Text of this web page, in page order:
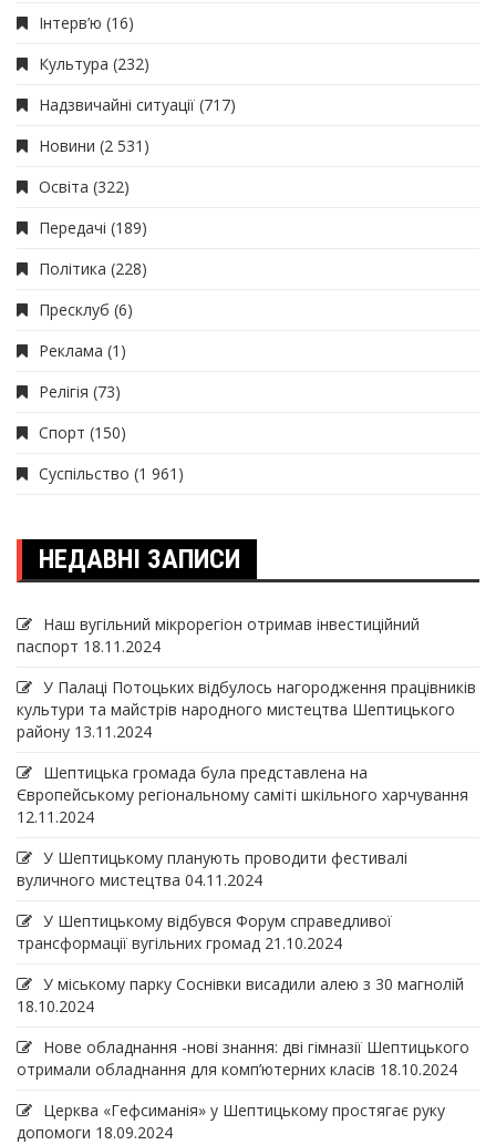
Інтерв’ю (16)
Культура (232)
Надзвичайні ситуації (717)
Новини (2 531)
Освіта (322)
Передачі (189)
Політика (228)
Пресклуб (6)
Реклама (1)
Релігія (73)
Спорт (150)
Суспільство (1 961)
НЕДАВНІ ЗАПИСИ
Наш вугільний мікрорегіон отримав інвеcтиційний
паспорт 18.11.2024
У Палаці Потоцьких відбулось нагородження працівників
культури та майстрів народного мистецтва Шептицького
району 13.11.2024
Шептицька громада була представлена на
Європейському регіональному саміті шкільного харчування
12.11.2024
У Шептицькому планують проводити фестивалі
вуличного мистецтва 04.11.2024
У Шептицькому відбувся Форум справедливої
трансформації вугільних громад 21.10.2024
У міському парку Соснівки висадили алею з 30 магнолій
18.10.2024
Нове обладнання -нові знання: дві гімназії Шептицького
отримали обладнання для комп’ютерних класів 18.10.2024
Церква «Гефсиманія» у Шептицькому простягає руку
допомоги 18.09.2024